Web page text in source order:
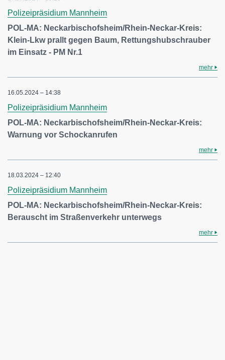
Polizeipräsidium Mannheim
POL-MA: Neckarbischofsheim/Rhein-Neckar-Kreis:
Klein-Lkw prallt gegen Baum, Rettungshubschrauber
im Einsatz - PM Nr.1
mehr
16.05.2024 – 14:38
Polizeipräsidium Mannheim
POL-MA: Neckarbischofsheim/Rhein-Neckar-Kreis:
Warnung vor Schockanrufen
mehr
18.03.2024 – 12:40
Polizeipräsidium Mannheim
POL-MA: Neckarbischofsheim/Rhein-Neckar-Kreis:
Berauscht im Straßenverkehr unterwegs
mehr